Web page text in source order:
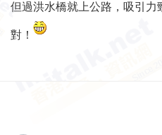
但過洪水橋就上公路，吸引力
對！